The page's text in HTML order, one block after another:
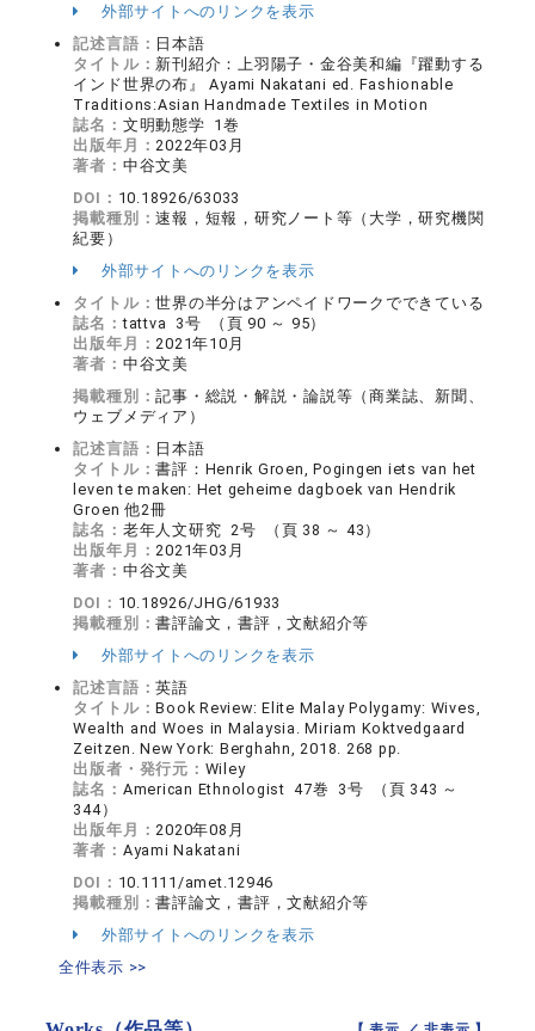
外部サイトへのリンクを表示
記述言語： 日本語
タイトル： 新刊紹介：上羽陽子・金谷美和編『躍動する
インド世界の布』 Ayami Nakatani ed. Fashionable
Traditions:Asian Handmade Textiles in Motion
誌名： 文明動態学 1巻
出版年月： 2022年03月
著者： 中谷文美
DOI： 10.18926/63033
掲載種別：速報，短報，研究ノート等（大学，研究機関
紀要）
外部サイトへのリンクを表示
タイトル：世界の半分はアンペイドワークでできている
誌名：tattva 3号 （頁 90 ～ 95）
出版年月： 2021年10月
著者： 中谷文美
掲載種別：記事・総説・解説・論説等（商業誌、新聞、
ウェブメディア）
記述言語： 日本語
タイトル：書評：Henrik Groen, Pogingen iets van het
leven te maken: Het geheime dagboek van Hendrik
Groen 他2冊
誌名： 老年人文研究 2号 （頁 38 ～ 43）
出版年月： 2021年03月
著者： 中谷文美
DOI： 10.18926/JHG/61933
掲載種別：書評論文，書評，文献紹介等
外部サイトへのリンクを表示
記述言語：英語
タイトル：Book Review: Elite Malay Polygamy: Wives,
Wealth and Woes in Malaysia. Miriam Koktvedgaard
Zeitzen. New York: Berghahn, 2018. 268 pp.
出版者・発行元： Wiley
誌名： American Ethnologist 47巻 3号 （頁 343 ～
344）
出版年月： 2020年08月
著者： Ayami Nakatani
DOI： 10.1111/amet.12946
掲載種別：書評論文，書評，文献紹介等
外部サイトへのリンクを表示
全件表示 >>